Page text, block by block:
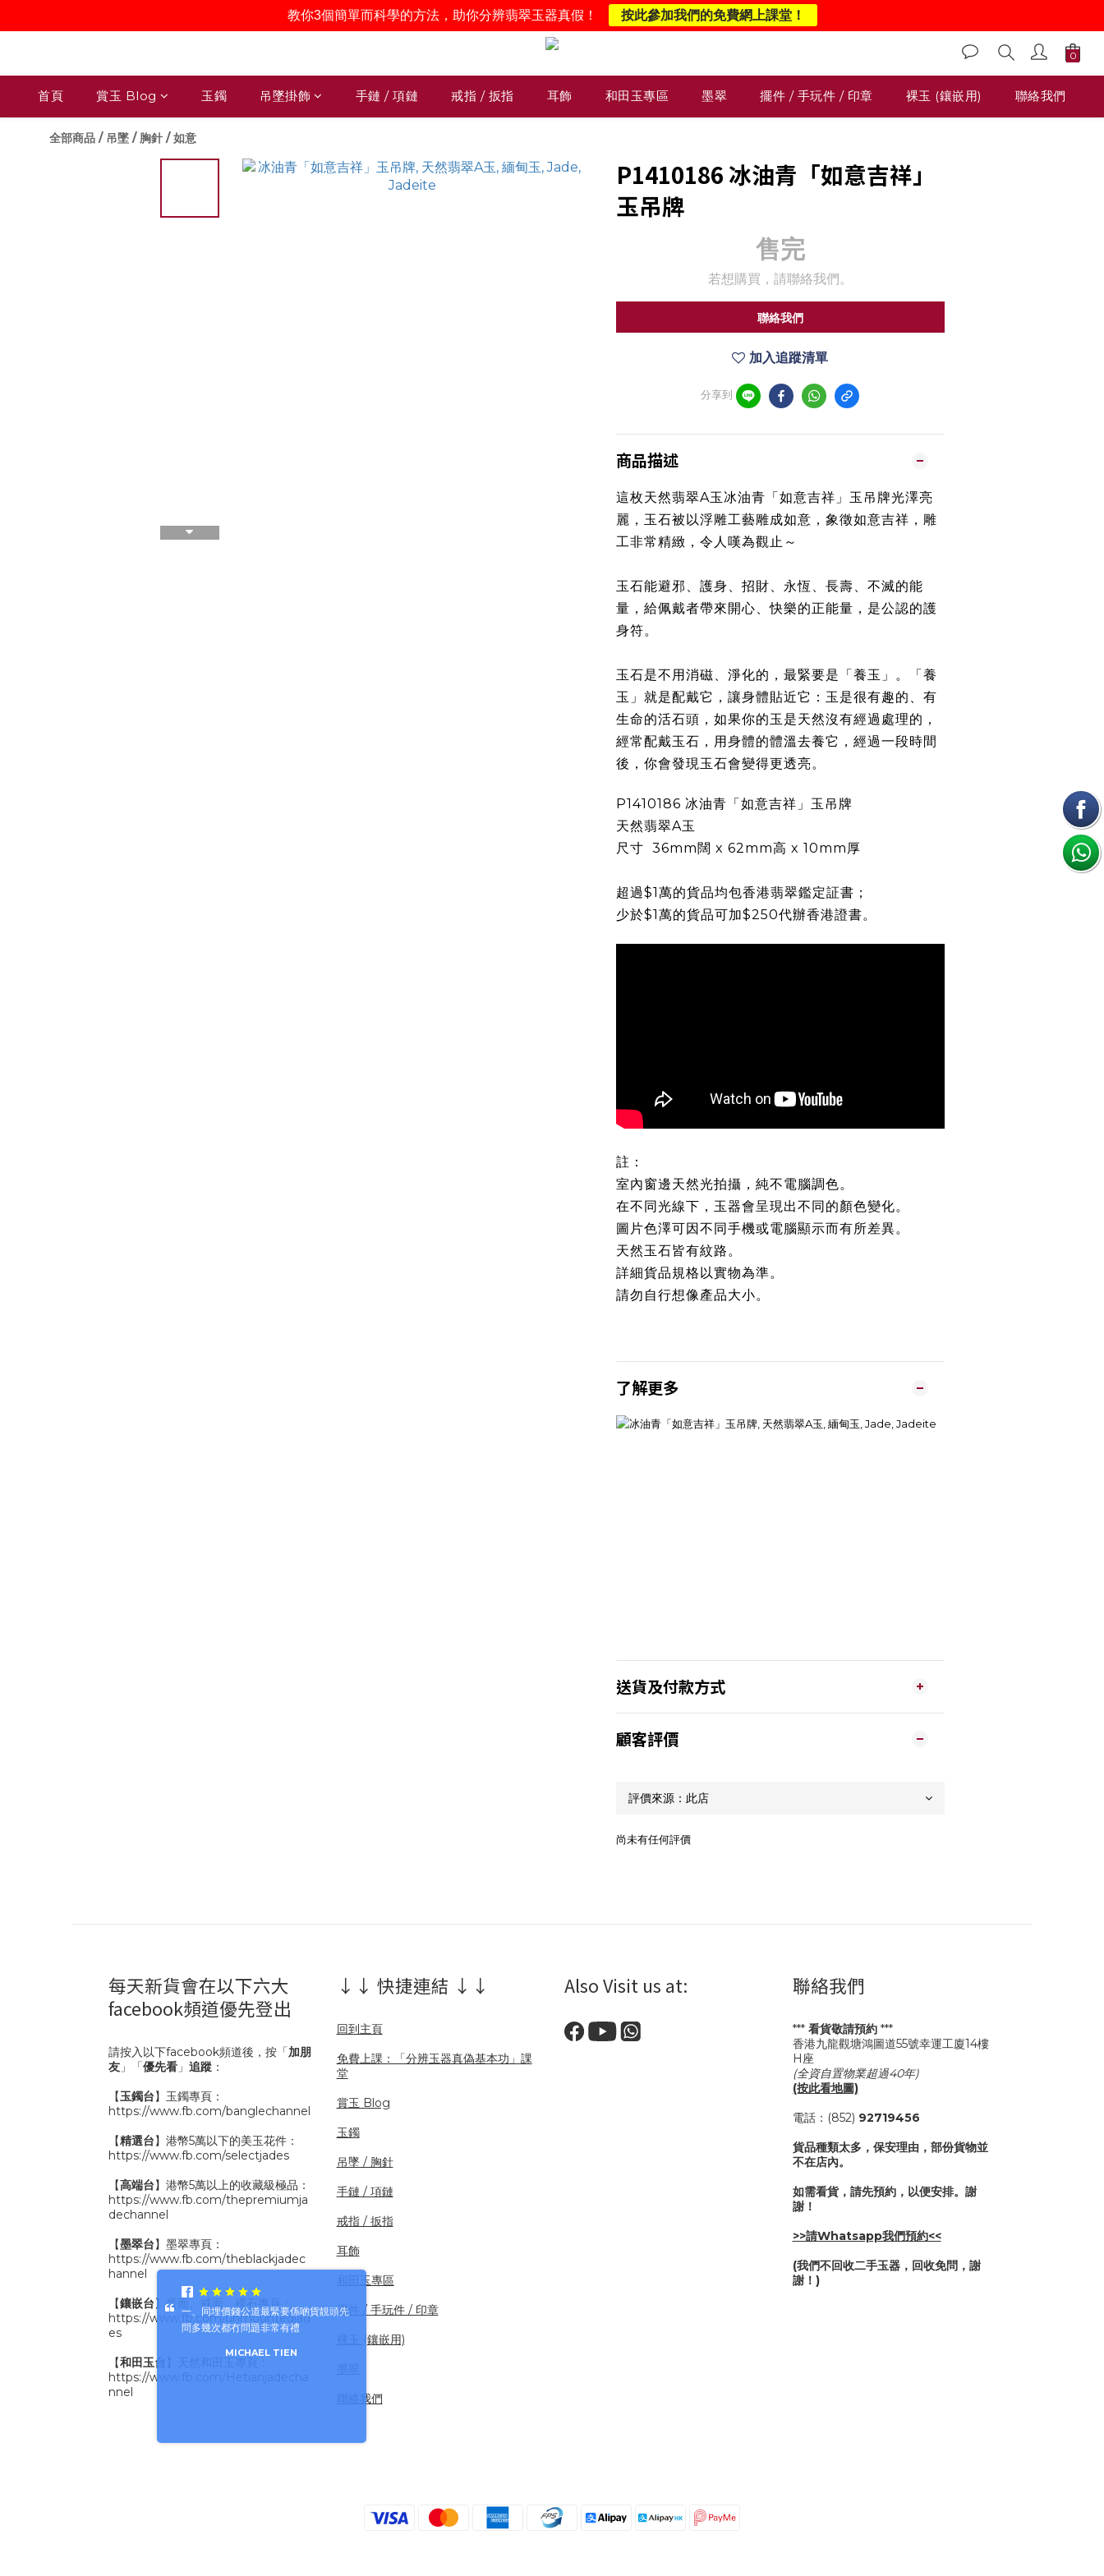
首頁 賞玉 Blog 玉鐲 吊墜掛飾 手鏈 / 項鏈 戒指 / 扳指 耳飾 和田玉專區 墨翠 擺件 / 手玩件 / 印章 裸玉 (鑲嵌用) 聯絡我們
全部商品 / 吊墜 / 胸針 /如意
P1410186 冰油青「如意吉祥」
玉吊牌
售完
若想購買，請聯絡我們。
聯絡我們
加入追蹤清單
分享到
商品描述
這枚天然翡翠A玉冰油青「如意吉祥」玉吊牌光澤亮
麗，玉石被以浮雕工藝雕成如意，象徵如意吉祥，雕
工非常精緻，令人嘆為觀止～
玉石能避邪、護身、招財、永恆、長壽、不滅的能
量，給佩戴者帶來開心、快樂的正能量，是公認的護
身符。
玉石是不用消磁、淨化的，最緊要是「養玉」。「養
玉」就是配戴它，讓身體貼近它：玉是很有趣的、有
生命的活石頭，如果你的玉是天然沒有經過處理的，
經常配戴玉石，用身體的體溫去養它，經過一段時間
後，你會發現玉石會變得更透亮。
P1410186 冰油青「如意吉祥」玉吊牌
天然翡翠A玉
尺寸 36mm闊 x 62mm高 x 10mm厚
超過$1萬的貨品均包香港翡翠鑑定証書；
少於$1萬的貨品可加$250代辦香港證書。
註：
室內窗邊天然光拍攝，純不電腦調色。
在不同光線下，玉器會呈現出不同的顏色變化。
圖片色澤可因不同手機或電腦顯示而有所差異。
天然玉石皆有紋路。
詳細貨品規格以實物為準。
請勿自行想像產品大小。
了解更多
送貨及付款方式
顧客評價
尚未有任何評價
每天新貨會在以下六大
facebook頻道優先登出
請按入以下facebook頻道後，按「加朋
友 」「優先看 」 追蹤 ：
【玉鐲台】玉鐲專頁：
https://www.fb.com/banglechannel
【精選台】港幣5萬以下的美玉花件：
https://www.fb.com/selectjades
【高端台】港幣5萬以上的收藏級極品：
https://www.fb.com/thepremiumja
dechannel
【墨翠台】墨翠專頁：
https://www.fb.com/theblackjadec
hannel
【鑲嵌台】蛋面、戒面、裸石專頁：
https://www.fb.com/unmountedjad
es
【和田玉台
https://www.fb.com/Hetianjadecha
nnel
↓↓ 快捷連結 ↓↓
回到主頁
免費上課：「分辨玉器真偽基本功」課
堂
賞玉 Blog
玉鐲
吊墜 / 胸針
手鏈 / 項鏈
戒指 / 扳指
耳飾
和田玉專區
擺件 / 手玩件 / 印章
裸玉 (鑲嵌用)
聯絡我們
Also Visit us at: 聯絡我們
*** 看貨敬請預約***
香港九龍觀塘鴻圖道55號幸運工廈14樓
H座
(全資自置物業超過40年)
(按此看地圖)
電話：(852) 92719456
貨品種類太多，保安理由，部份貨物並
不在店內。
如需看貨，請先預約，以便安排。謝
謝！
>>請Whatsapp我們預約<<
(我們不回收二手玉器，回收免問，謝
謝！)
一、同埋價錢公道最緊要係啲貨靚頭先
問多幾次都冇問題非常有禮
MICHAEL TIEN
教你3個簡單而科學的方法，助你分辨翡翠玉器真假！ 按此參加我們的免費網上課堂！